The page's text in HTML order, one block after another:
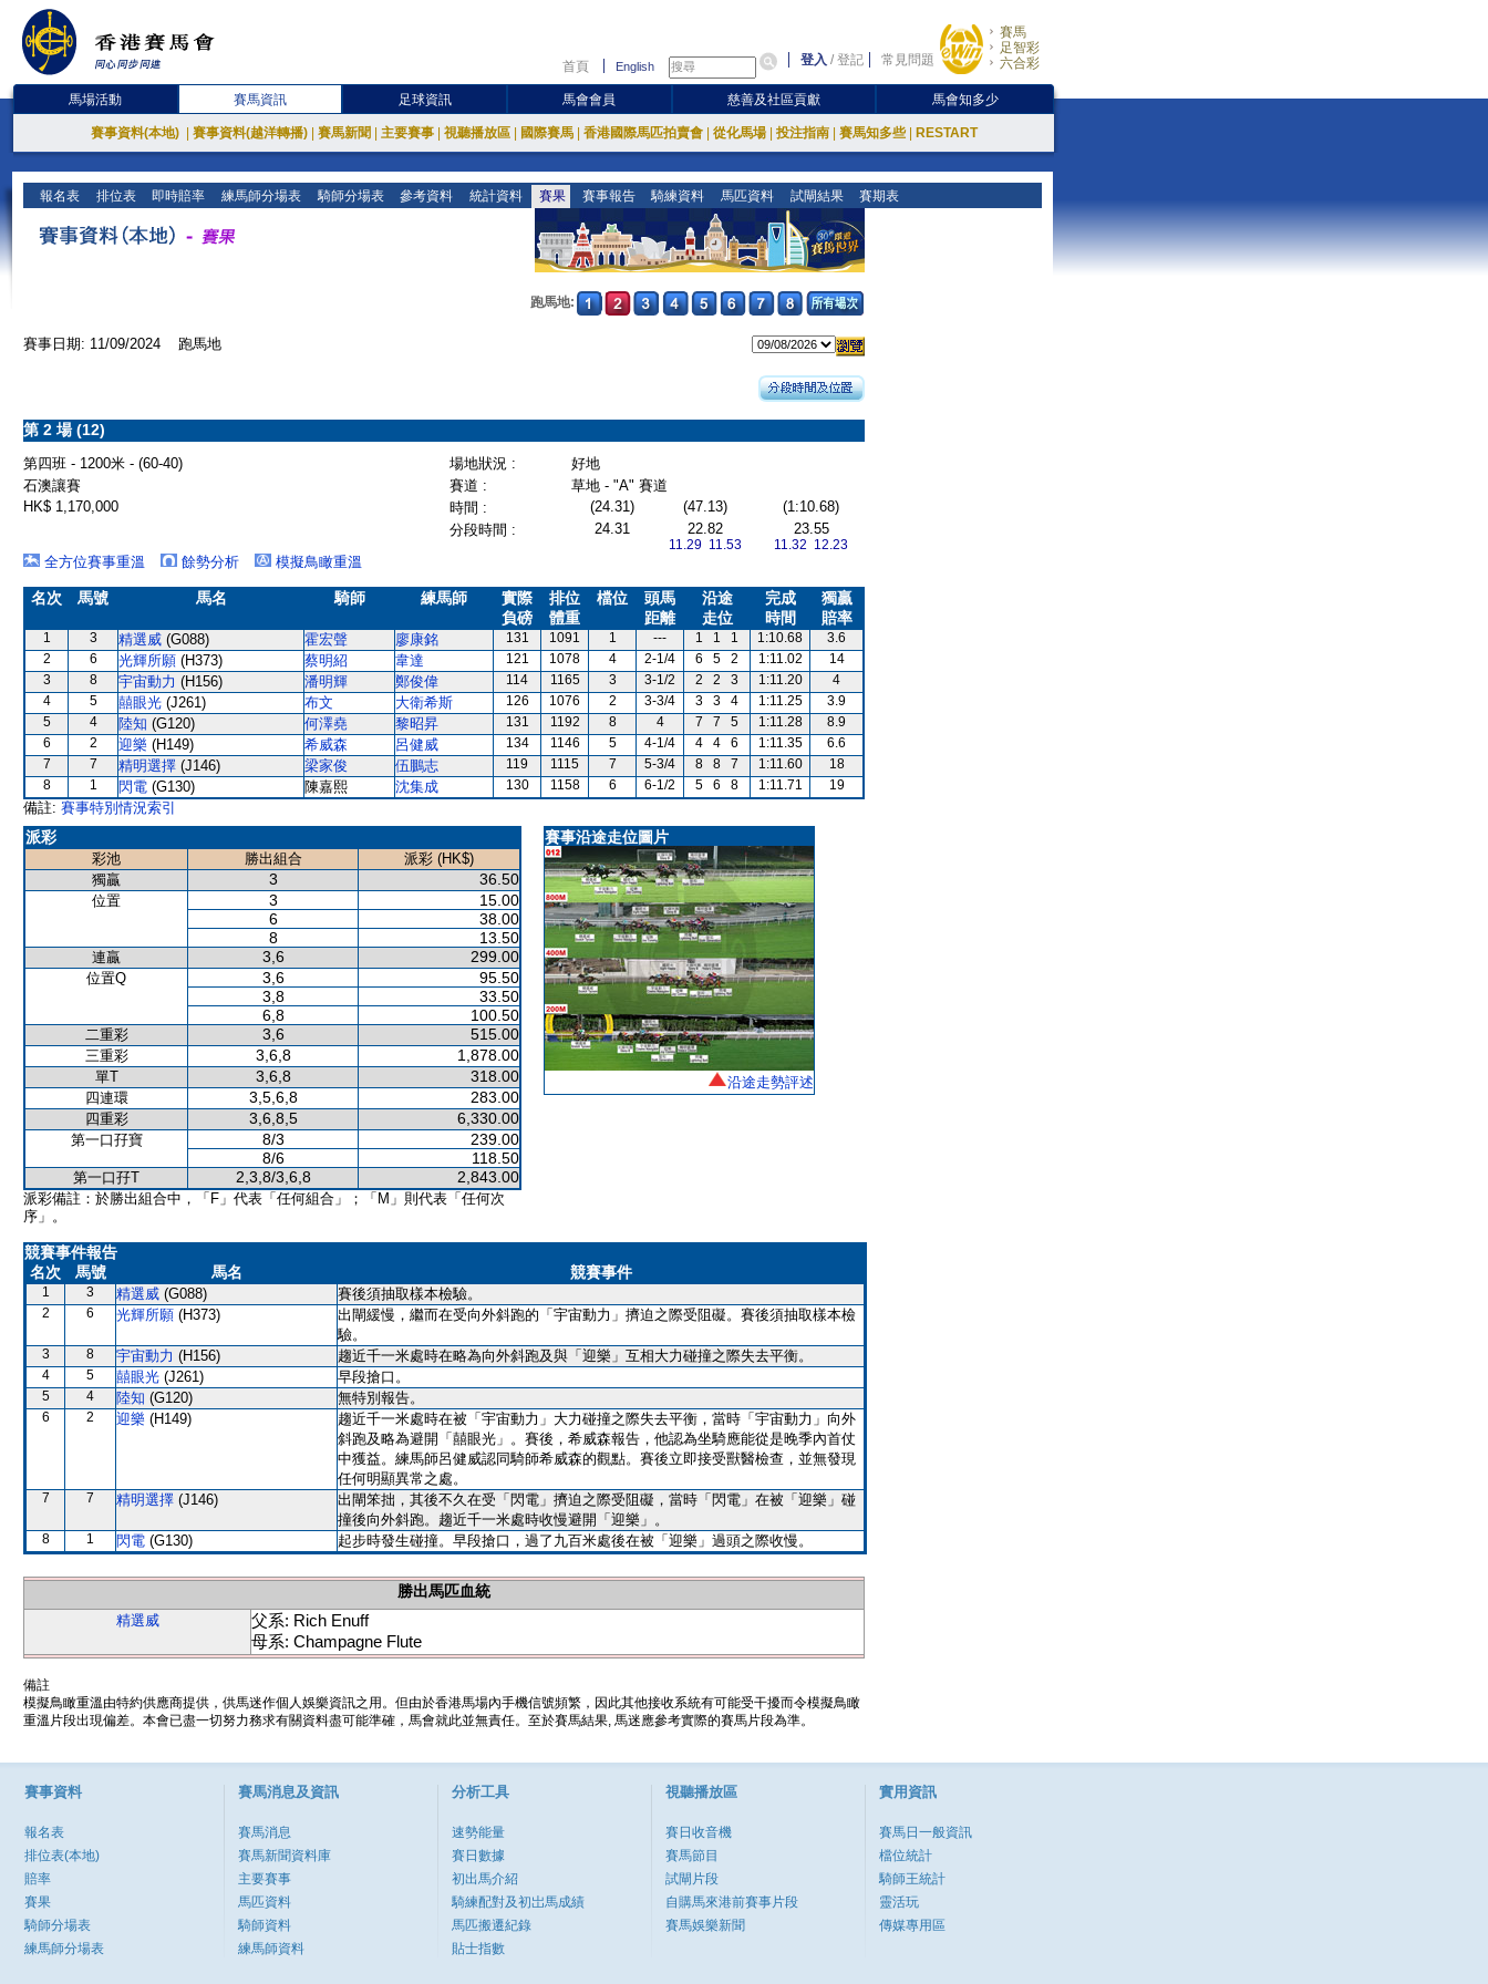
首頁 English 登入 /登記 常見問題
賽馬
足智彩
六合彩
馬場活動 賽馬資訊 足球資訊 馬會會員 慈善及社區貢獻 馬會知多少
賽事資料(本地) 賽事資料(越洋轉播) 賽馬新聞 主要賽事 視聽播放區 國際賽馬 香港國際馬匹拍賣會 從化馬場 投注指南 賽馬知多些 RESTART
報名表 排位表 即時賠率 練馬師分場表 騎師分場表 參考資料 統計資料 賽果 賽事報告 騎練資料 馬匹資料 試閘結果 賽期表
跑馬地:
賽事日期: 11/09/2024 跑馬地
第 2 場 (12)
第四班 - 1200米 - (60-40) 場地狀況 :
好地
石澳讓賽
賽道 :
草地 - "A" 賽道
HK$ 1,170,000
時間 : (24.31) (47.13)
(1:10.68)
分段時間 :
24.31 22.82
11.29 11.53
23.55
11.32 12.23
全方位賽事重溫 餘勢分析 模擬鳥瞰重溫
名次 馬號 馬名 騎師 練馬師
實際
負磅
排位
體重
檔位
頭馬
距離
沿途
走位
完成
時間
獨贏
賠率
1 3 精選威 (G088) 霍宏聲 廖康銘 131 1091 1 --- 1 1 1 1:10.68
3.6
2
6 光輝所願 (H373) 蔡明紹 韋達 121 1078 4 2-1/4 6 5 2 1:11.02
14
3
8 宇宙動力 (H156) 潘明輝 鄭俊偉 114 1165 3 3-1/2 2 2 3 1:11.20
4
4
5 囍眼光 (J261) 布文 大衛希斯 126 1076 2 3-3/4 3 3 4 1:11.25
3.9
5
4 陸知 (G120) 何澤堯 黎昭昇 131 1192 8 4 7 7 5 1:11.28
8.9
6
2 迎樂 (H149) 希威森 呂健威 134 1146 5 4-1/4 4 4 6 1:11.35
6.6
7
7 精明選擇 (J146) 梁家俊 伍鵬志 119 1115 7 5-3/4 8 8 7 1:11.60
18
8
1 閃電 (G130) 陳嘉熙 沈集成 130 1158 6 6-1/2 5 6 8 1:11.71 19
備註: 賽事特別情況索引
派彩
彩池 勝出組合
派彩 (HK$)
獨贏
3 36.50
位置 3
15.00
6
38.00
8
13.50
連贏 3,6 299.00
位置Q 3,6
95.50
3,8
33.50
6,8
100.50
二重彩 3,6 515.00
三重彩 3,6,8 1,878.00
單T 3,6,8 318.00
四連環 3,5,6,8 283.00
四重彩 3,6,8,5 6,330.00
第一口孖寶 8/3
239.00
8/6
118.50
第一口孖T 2,3,8/3,6,8 2,843.00
派彩備註：於勝出組合中，「F」代表「任何組合」；「M」則代表「任何次
序」。
賽事沿途走位圖片
沿途走勢評述
競賽事件報告
名次
馬號 馬名 競賽事件
1 3 精選威 (G088) 賽後須抽取樣本檢驗。
2 6 光輝所願 (H373)
出閘緩慢，繼而在受向外斜跑的「宇宙動力」擠迫之際受阻礙。賽後須抽取樣本檢
驗。
3 8 宇宙動力 (H156) 趨近千一米處時在略為向外斜跑及與「迎樂」互相大力碰撞之際失去平衡。
4 5 囍眼光 (J261) 早段搶口。
5 4 陸知 (G120) 無特別報告。
6 2 迎樂 (H149)
趨近千一米處時在被「宇宙動力」大力碰撞之際失去平衡，當時「宇宙動力」向外
斜跑及略為避開「囍眼光」。賽後，希威森報告，他認為坐騎應能從是晚季內首仗
中獲益。練馬師呂健威認同騎師希威森的觀點。賽後立即接受獸醫檢查，並無發現
任何明顯異常之處。
7 7 精明選擇 (J146)
出閘笨拙，其後不久在受「閃電」擠迫之際受阻礙，當時「閃電」在被「迎樂」碰
撞後向外斜跑。趨近千一米處時收慢避開「迎樂」。
8 1 閃電 (G130) 起步時發生碰撞。早段搶口，過了九百米處後在被「迎樂」過頭之際收慢。
勝出馬匹血統
精選威
父系: Rich Enuff
母系: Champagne Flute
備註
模擬鳥瞰重溫由特約供應商提供，供馬迷作個人娛樂資訊之用。但由於香港馬場內手機信號頻繁，因此其他接收系統有可能受干擾而令模擬鳥瞰
重溫片段出現偏差。本會已盡一切努力務求有關資料盡可能準確，馬會就此並無責任。至於賽馬結果, 馬迷應參考實際的賽馬片段為準。
賽事資料
報名表
排位表(本地)
賠率
賽果
騎師分場表
練馬師分場表
賽馬消息及資訊
賽馬消息
賽馬新聞資料庫
主要賽事
馬匹資料
騎師資料
練馬師資料
分析工具
速勢能量
賽日數據
初出馬介紹
騎練配對及初岀馬成績
馬匹搬遷紀錄
貼士指數
視聽播放區
賽日收音機
賽馬節目
試閘片段
自購馬來港前賽事片段
賽馬娛樂新聞
實用資訊
賽馬日一般資訊
檔位統計
騎師王統計
靈活玩
傳媒專用區